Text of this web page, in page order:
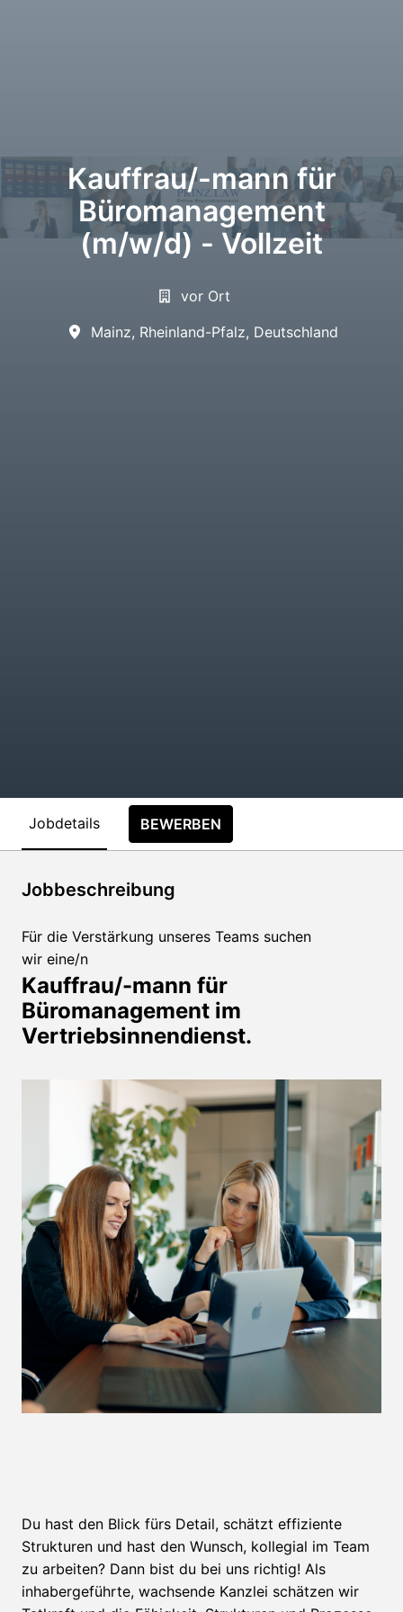
Kauffrau/-mann für
Büromanagement
(m/w/d) - Vollzeit
vor Ort
Mainz, Rheinland-Pfalz, Deutschland
Jobdetails BEWERBEN
Jobbeschreibung
Für die Verstärkung unseres Teams suchen
wir eine/n
Kauffrau/-mann für
Büromanagement im
Vertriebsinnendienst.
Du hast den Blick fürs Detail, schätzt effiziente
Strukturen und hast den Wunsch, kollegial im Team
zu arbeiten? Dann bist du bei uns richtig! Als
inhabergeführte, wachsende Kanzlei schätzen wir